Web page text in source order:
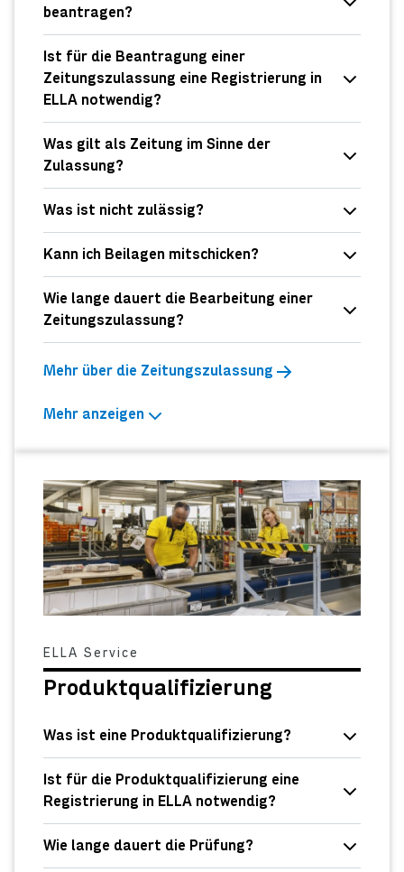
beantragen?
Ist für die Beantragung einer
Zeitungszulassung eine Registrierung in
ELLA notwendig?
Was gilt als Zeitung im Sinne der
Zulassung?
Was ist nicht zulässig?
Kann ich Beilagen mitschicken?
Wie lange dauert die Bearbeitung einer
Zeitungszulassung?
Mehr über die Zeitungszulassung
Mehr anzeigen
ELLA Service
Produktqualifizierung
Was ist eine Produktqualifizierung?
Ist für die Produktqualifizierung eine
Registrierung in ELLA notwendig?
Wie lange dauert die Prüfung?